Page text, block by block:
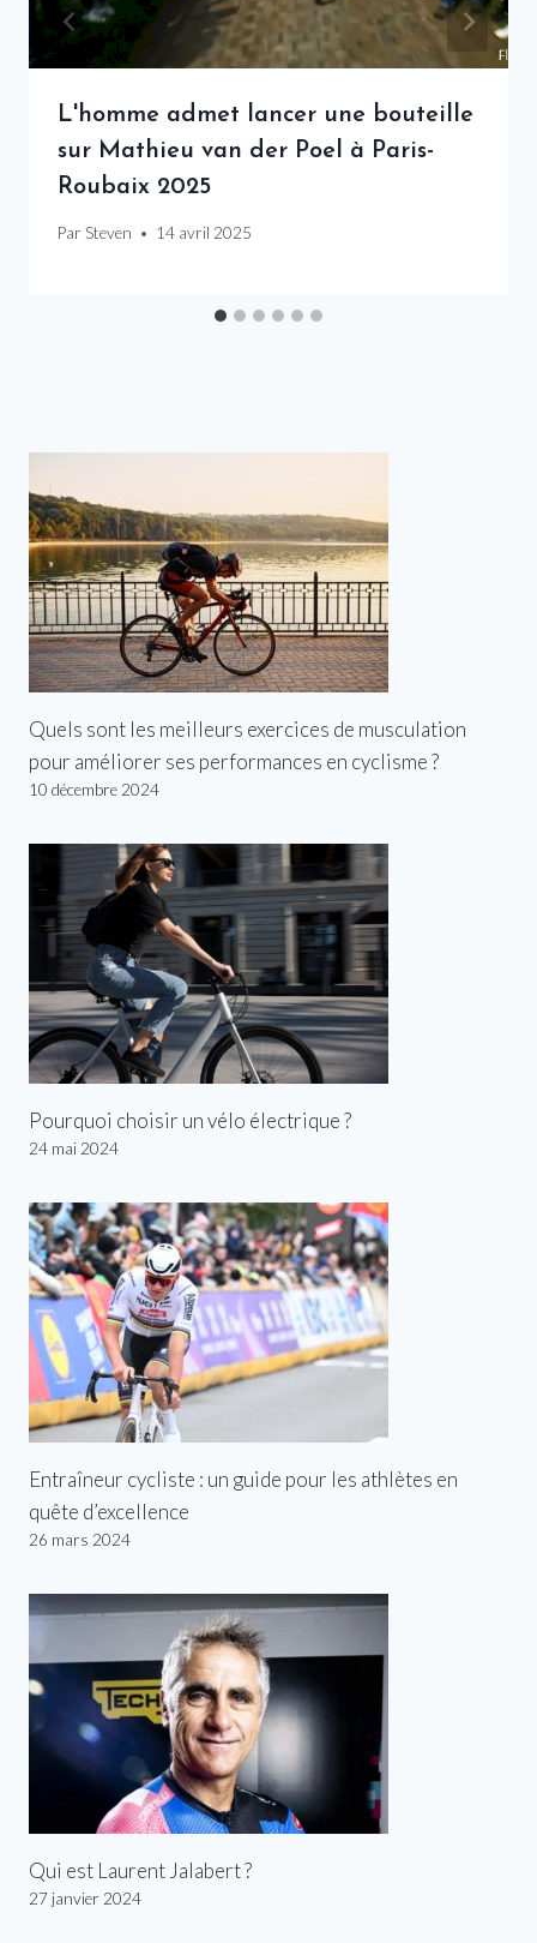
L'homme admet lancer une bouteille
sur Mathieu van der Poel à Paris-
Roubaix 2025
Par Steven 14 avril 2025
Quels sont les meilleurs exercices de musculation
pour améliorer ses performances en cyclisme ?
10 décembre 2024
Pourquoi choisir un vélo électrique ?
24 mai 2024
Entraîneur cycliste : un guide pour les athlètes en
quête d’excellence
26 mars 2024
Qui est Laurent Jalabert ?
27 janvier 2024